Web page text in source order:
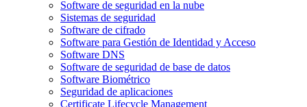
Software de seguridad en la nube
Sistemas de seguridad
Software de cifrado
Software para Gestión de Identidad y Acceso
Software DNS
Software de seguridad de base de datos
Software Biométrico
Seguridad de aplicaciones
Certificate Lifecycle Management